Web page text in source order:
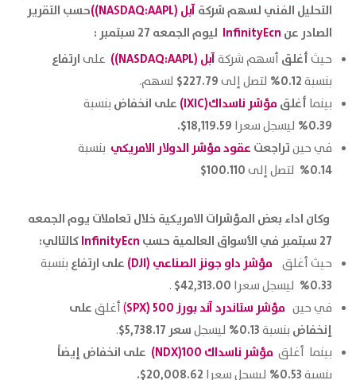
التحليل الفني لسهم شركة آبل (NASDAQ:AAPL))
حسب التقرير
الصادر عن InfinityEcn ليوم الجمعه 27 سبتمبر :
حيثأغلق أسهم شركةآبل (NASDAQ:AAPL)) علىارتفاع
بنسبة لتصل إلى
لسهم.
بينما أغلق مؤشر ناسداك(IXIC) على انخفاض بنسبة
0.39% ليسجل سعرا
في حينتراجعت عقود مؤشر الدولارالامريكي بنسبة
0.14% لتصل إلى100.110$
وكان اداء بعض المؤشرات الامريكية خلال تعاملات يوم الجمعه
27 سبتمبر في الأسواق العالمية حسب
كالتالي:
حيث أغلق مؤشر داو جونز الصناعي (DJI) على ارتفاع بنسبة
0.33% ليسجل سعرا 42,313.00$
.‏
في حين مؤشر ستاندرد آند بورز 500 (SPX )أغلقعلى
إنخفاض بنسبة0.13% ليسجلسعر 5,738.17$
.‏
بينما أغلق مؤشر ناسداك 100(NDX) على انخفاض إيضاً
بنسبة0.53% ليسجل سعرا 20,008.62$.